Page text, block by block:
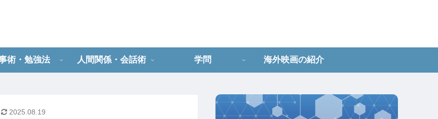
術・勉強法 人間関係・会話術 学問 海外映画の紹介
2025.08.19